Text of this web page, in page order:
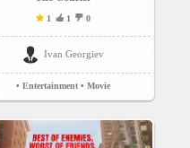
1 1 0
Ivan Georgiev
• Entertainment • Movie